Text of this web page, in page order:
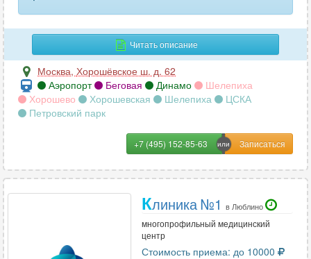
Читать описание
Москва, Хорошёвское ш. д. 62
Аэропорт
Беговая Динамо
Шелепиха
Хорошево
Хорошевская Шелепиха
ЦСКА
Петровский парк
+7 (495) 152-85-63
Клиника №1 в Люблино
многопрофильный медицинский
центр
Стоимость приема: до 10000